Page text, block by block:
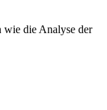
wie die Analyse der